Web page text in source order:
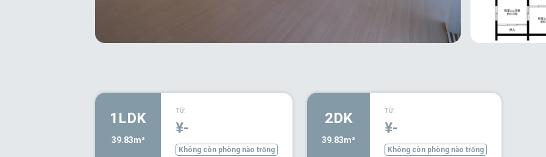
1LDK
39.83m²
TỪ:
¥-
Không còn phòng nào trống
2DK
39.83m²
TỪ:
¥-
Không còn phòng nào trống